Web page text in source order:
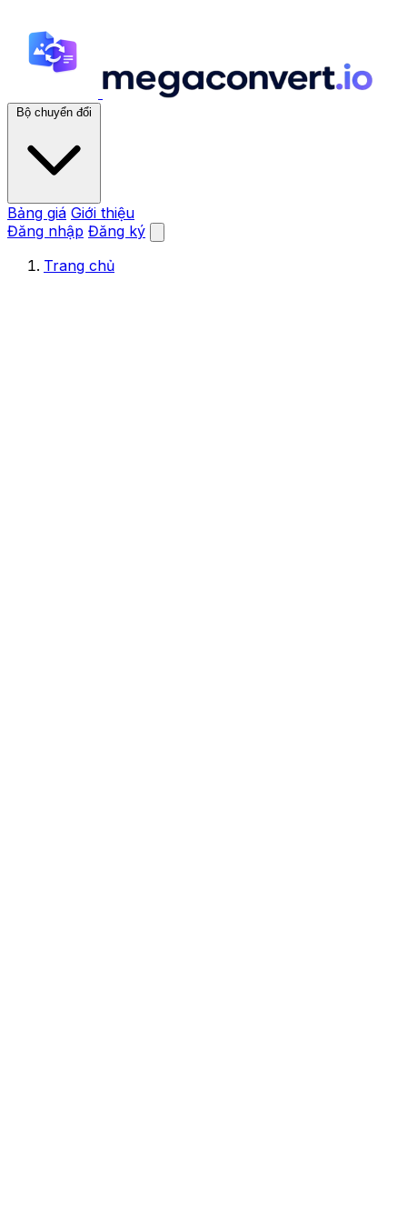
Bộ chuyển đổi
Bảng giá Giới thiệu
Đăng nhập Đăng ký
Trang chủ